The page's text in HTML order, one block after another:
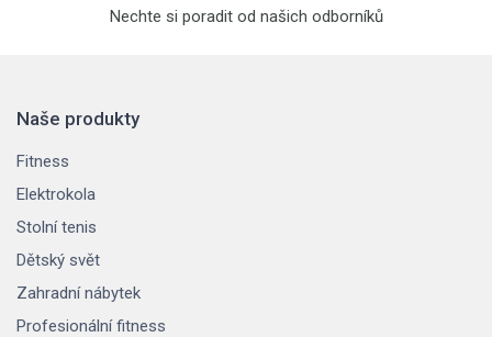
Nechte si poradit od našich odborníků
Naše produkty
Fitness
Elektrokola
Stolní tenis
Dětský svět
Zahradní nábytek
Profesionální fitness